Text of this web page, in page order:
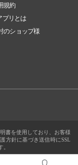
規約
プリとは
のショップ様
書を使用しており、お客様
方針に基づき送信時にSSL